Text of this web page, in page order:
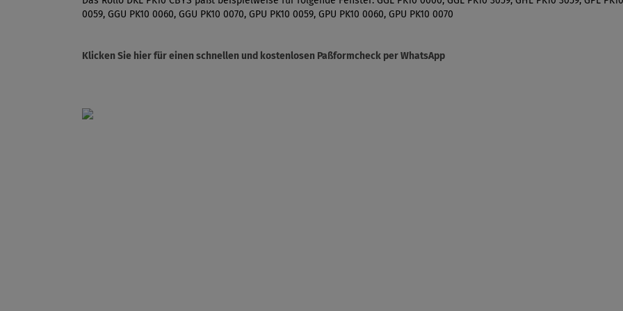
0059, GGU PK10 0060, GGU PK10 0070, GPU PK10 0059, GPU PK10 0060, GPU PK10 0070
Klicken Sie hier für einen schnellen und kostenlosen Paßformcheck per WhatsApp